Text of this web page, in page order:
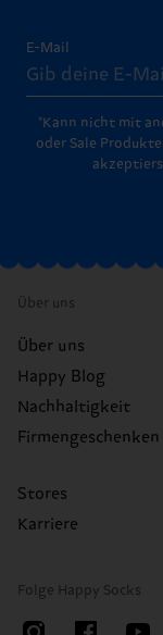
E-Mail
*Kann nicht mit
oder Sale
Über uns
Über uns
Happy Blog
Nachhaltigkeit
Firmengeschenken
Stores
Karriere
Folge Happy Socks